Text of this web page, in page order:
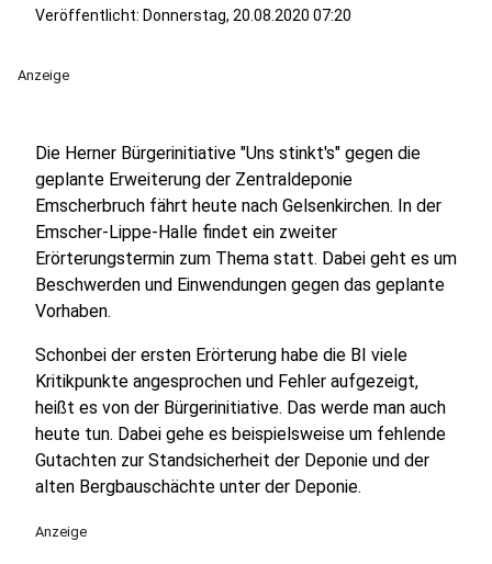
Veröffentlicht: Donnerstag, 20.08.2020 07:20
Anzeige
Die Herner Bürgerinitiative "Uns stinkt's" gegen die
geplante Erweiterung der Zentraldeponie
Emscherbruch fährt heute nach Gelsenkirchen. In der
Emscher-Lippe-Halle findet ein zweiter
Erörterungstermin zum Thema statt. Dabei geht es um
Beschwerden und Einwendungen gegen das geplante
Vorhaben.
Schonbei der ersten Erörterung habe die BI viele
Kritikpunkte angesprochen und Fehler aufgezeigt,
heißt es von der Bürgerinitiative. Das werde man auch
heute tun. Dabei gehe es beispielsweise um fehlende
Gutachten zur Standsicherheit der Deponie und der
alten Bergbauschächte unter der Deponie.
Anzeige